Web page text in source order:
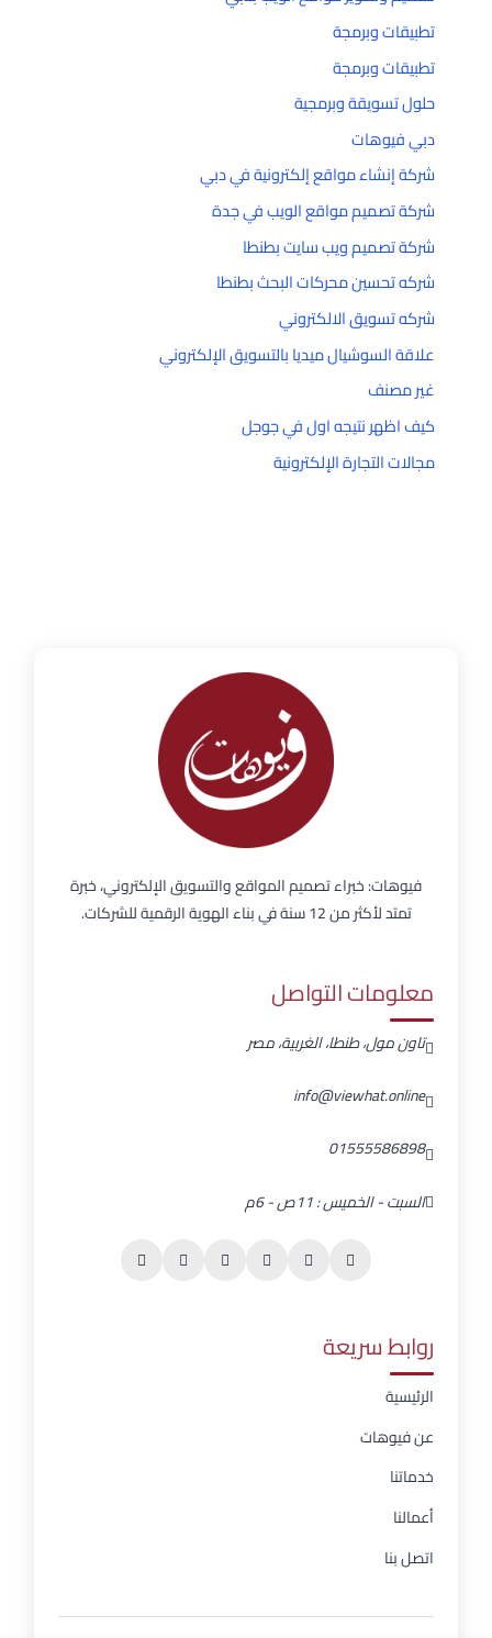
تطبيقات وبرمجة
تطبيقات وبرمجة
حلول تسويقة وبرمجية
دبي فيوهات
شركة إنشاء مواقع إلكترونية في دبي
شركة تصميم مواقع الويب في جدة
شركة تصميم ويب سايت بطنطا
شركه تحسين محركات البحث بطنطا
شركه تسويق الالكتروني
علاقة السوشيال ميديا بالتسويق الإلكتروني
غير مصنف
كيف اظهر نتيجه اول في جوجل
مجالات التجارة الإلكترونية
فيوهات: خبراء تصميم المواقع والتسويق الإلكتروني، خبرة
تمتد لأكثر من 12 سنة في بناء الهوية الرقمية للشركات.
معلومات التواصل
تاون مول، طنطا، الغربية، مصر
info@viewhat.online
01555586898
السبت - الخميس : 11ص - 6م
روابط سريعة
الرئيسية
عن فيوهات
خدماتنا
أعمالنا
اتصل بنا